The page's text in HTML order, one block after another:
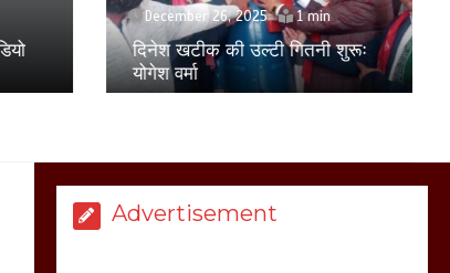
December 26, 2025 1 min
दिनेश खटीक की उल्टी गितनी शुरूः
योगेश वर्मा
Advertisement
मेरठ सुराजकुंड शमशान
घाट में चिता से अस्थि
उठाकर खाते कुत्ते का
वीडियो इंटरनेट पर जमकर